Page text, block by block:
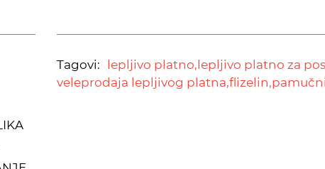
Tagovi: lepljivo platno,lepljivo platno za
veleprodaja lepljivog platna,flizelin,